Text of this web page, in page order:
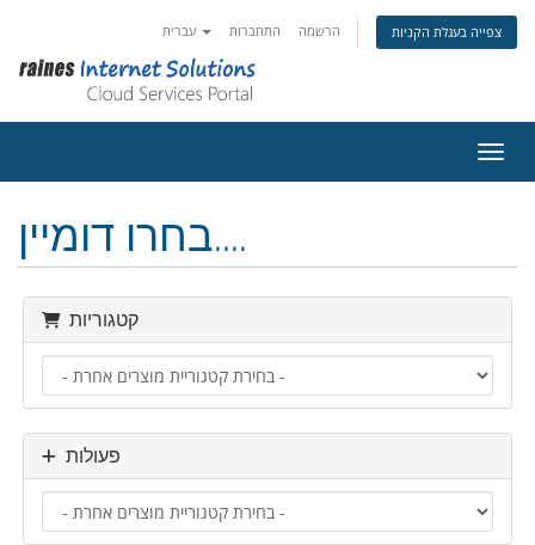
התחברות הרשמה צפייה בעגלת הקניות
בחרו דומיין....
קטגוריות
פעולות